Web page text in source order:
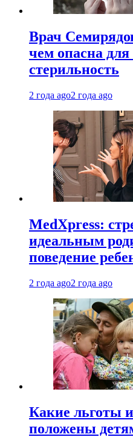
Врач
чем опасна
стерильность
2 года ago2 года ago
MedXpress:
идеальным
поведение
2 года ago2 года ago
Какие льготы
положены